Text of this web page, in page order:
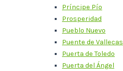
Príncipe Pío
Prosperidad
Pueblo Nuevo
Puente de Vallecas
Puerta de Toledo
Puerta del Ángel